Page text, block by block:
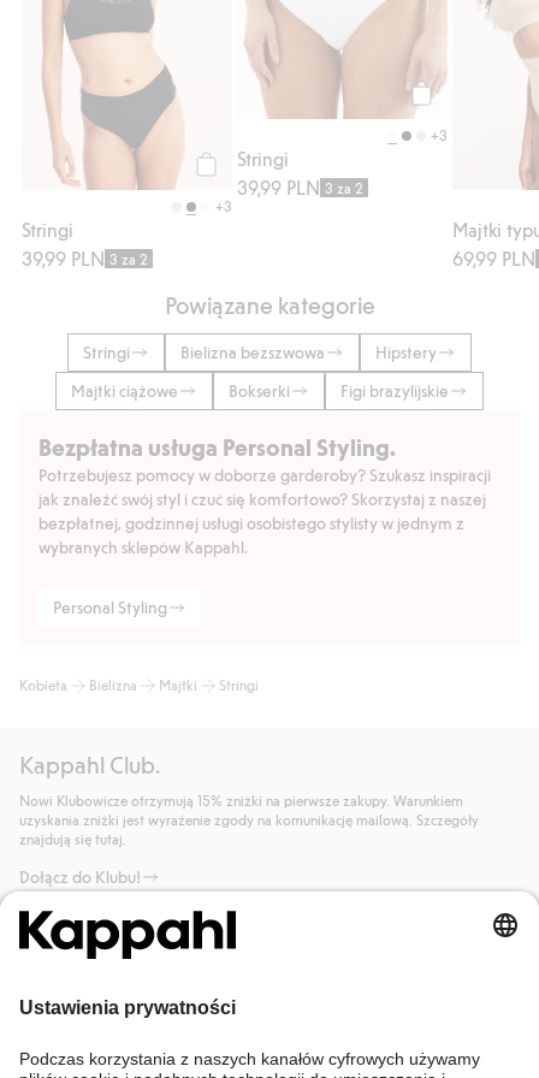
+3
Stringi
39,99 PLN 3 za 2
Kup
+3
Stringi
39,99 PLN 3 za 2
69,99 PLN
Powiązane kategorie
Stringi Bielizna bezszwowa
Hipstery
Majtki ciążowe
Bokserki Figi brazylijskie
Bezpłatna usługa Personal Styling.
Potrzebujesz pomocy w doborze garderoby? Szukasz inspiracji
jak znaleźć swój styl i czuć się komfortowo? Skorzystaj z naszej
bezpłatnej, godzinnej usługi osobistego stylisty w jednym z
wybranych sklepów Kappahl.
Personal Styling
Kobieta Bielizna Majtki Stringi
Kappahl Club.
Nowi Klubowicze otrzymują 15% zniżki na pierwsze zakupy. Warunkiem
uzyskania zniżki jest wyrażenie zgody na komunikację mailową. Szczegóły
znajdują się tutaj.
Dołącz do Klubu!